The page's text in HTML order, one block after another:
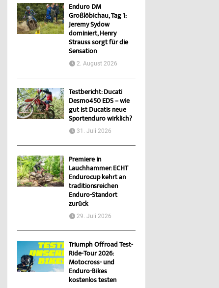
Enduro DM
Großlöbichau, Tag 1:
Jeremy Sydow
dominiert, Henry
Strauss sorgt für die
Sensation
2. August 2026
Testbericht: Ducati
Desmo450 EDS – wie
gut ist Ducatis neue
Sportenduro wirklich?
31. Juli 2026
Premiere in
Lauchhammer: ECHT
Endurocup kehrt an
traditionsreichen
Enduro-Standort
zurück
29. Juli 2026
Triumph Offroad Test-
Ride-Tour 2026:
Motocross- und
Enduro-Bikes
kostenlos testen